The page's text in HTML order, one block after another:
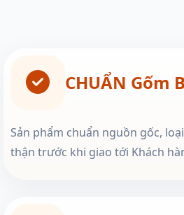
CHUẨN Gốm
Sản phẩm chuẩn nguồn gốc,
thận trước khi giao tới Khách